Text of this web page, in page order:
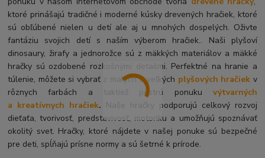
ktoré prinášajú tradičné i moderné kúsky drevených hračiek, ktoré
sú obľúbené nielen u detí ale aj u mnohých dospelých. Oživte
fantáziu svojich detí s naším výberom hračiek.. Naši plyšoví
dinosaury, žirafy a jednorožce sú z mäkkých materiálov a mäkké
hračky sú ozdobené rozkošnými detailmi. Perfektné na hranie a
túlenie, môžete si vybrať z malých a veľkých plyšových hračiek v
rôznych farbách a taktiež pestrú ponuku výtvarných
a kreatívnych hračiek.
Naše hračky podporujú celkový rozvoj
dieťaťa, tvorivosť, predstavivosť, motoriku a umožňujú spoznávať
okolitý svet. Hračky, ktoré nájdete v našej ponuke sú bezpečné
pre deti, spĺňajú prísne normy a sú šetrné k prírode.